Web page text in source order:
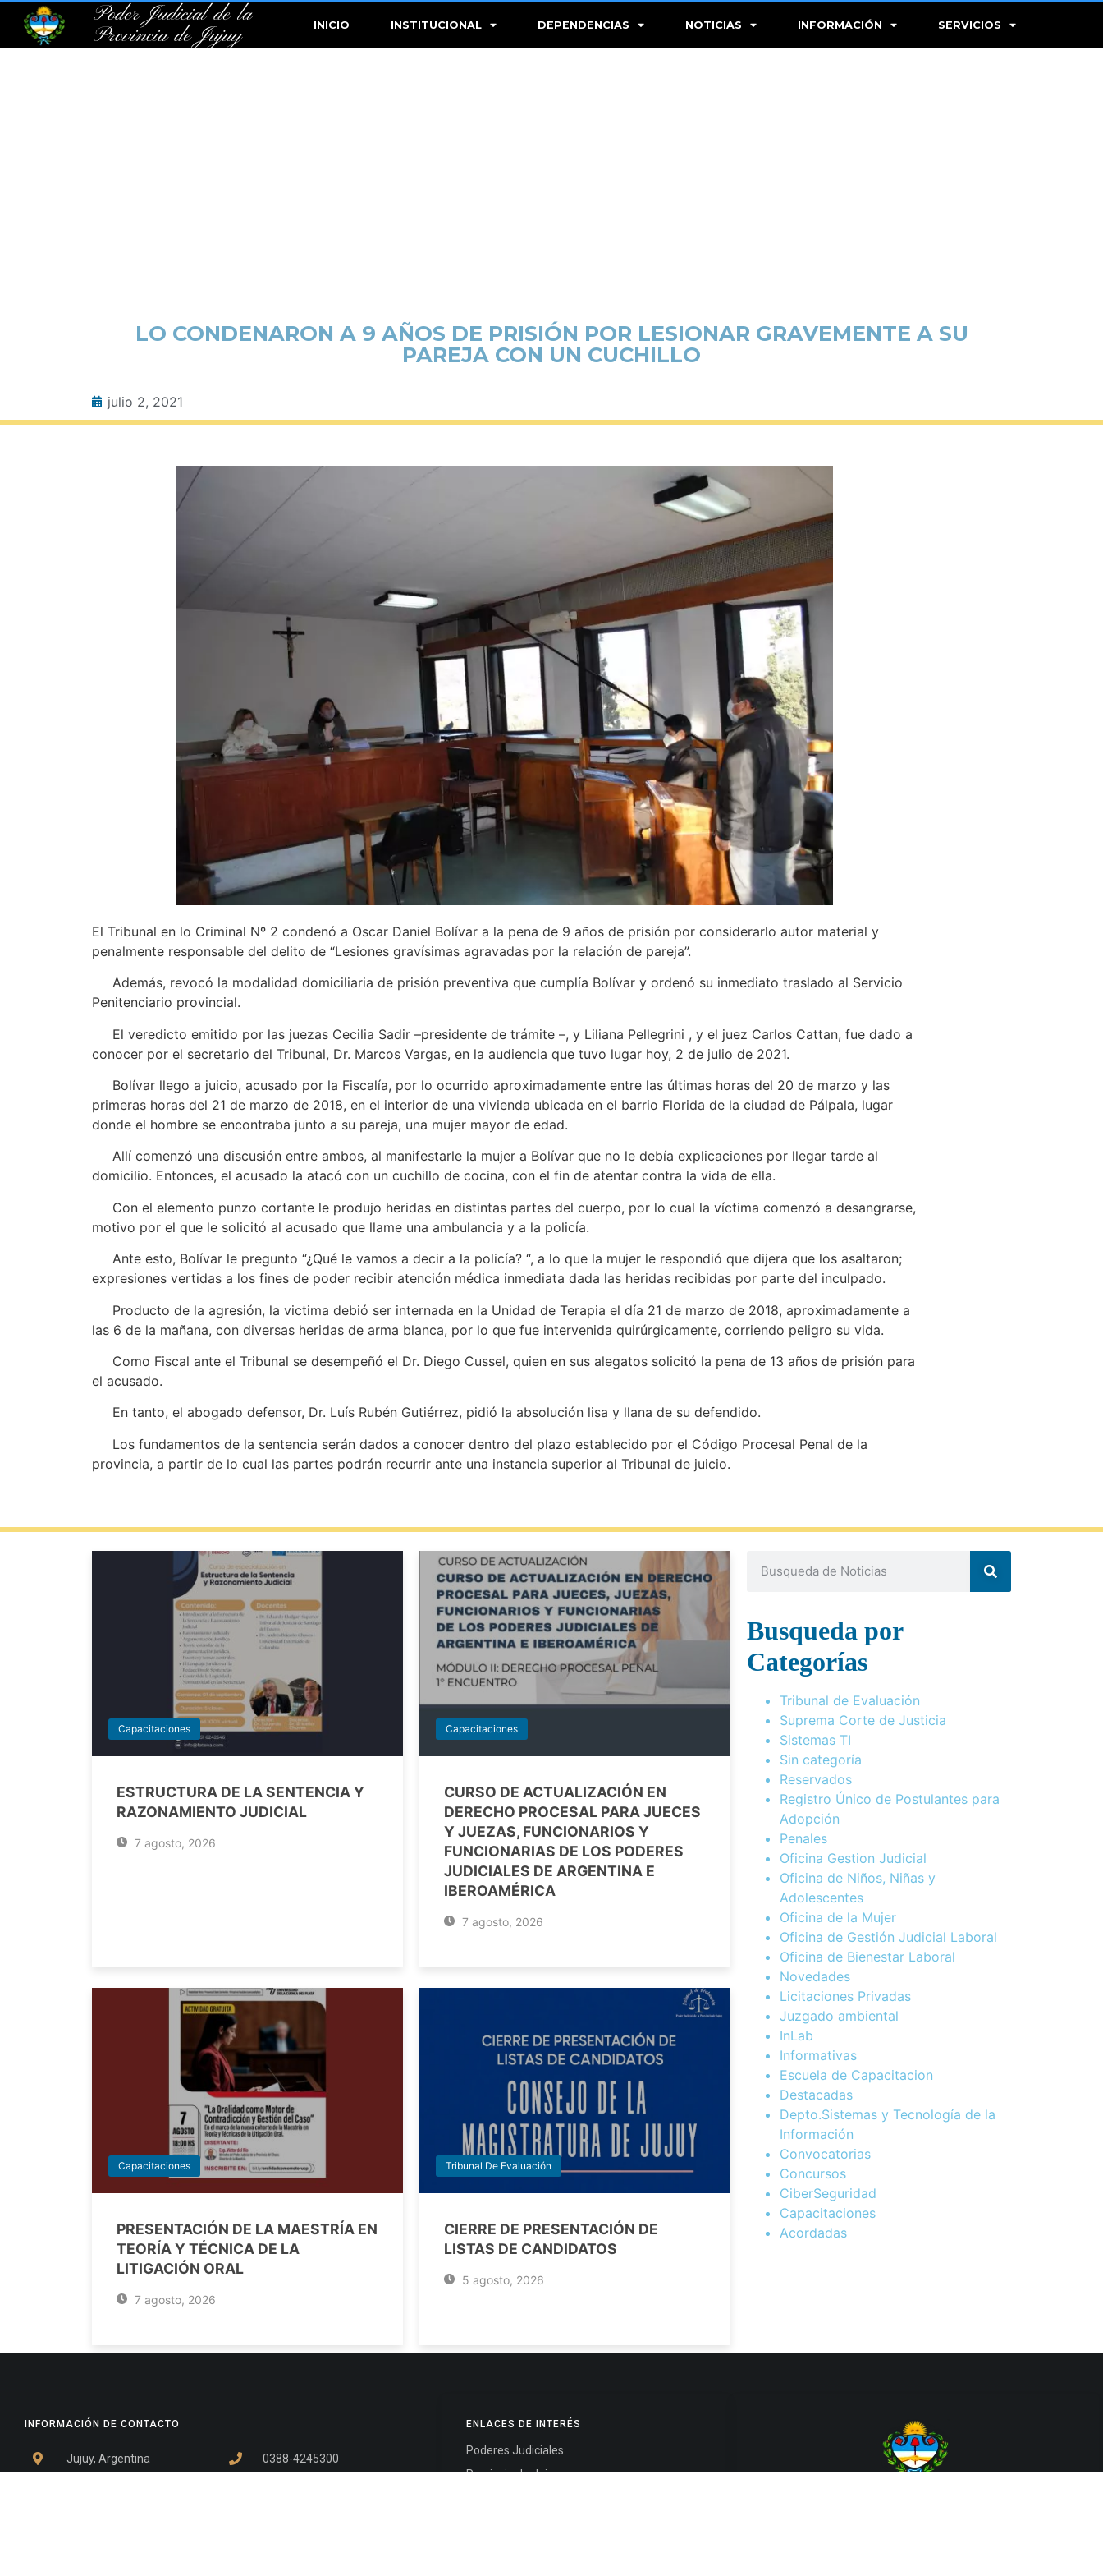
Poder Judicial de la
Provincia de Jujuy
INICIO INSTITUCIONAL DEPENDENCIAS NOTICIAS INFORMACIÓN SERVICIOS
LO CONDENARON A 9 AÑOS DE PRISIÓN POR LESIONAR GRAVEMENTE A SU
PAREJA CON UN CUCHILLO
julio 2, 2021
El Tribunal en lo Criminal Nº 2 condenó a Oscar Daniel Bolívar a la pena de 9 años de prisión por considerarlo autor material y
penalmente responsable del delito de “Lesiones gravísimas agravadas por la relación de pareja”.
Además, revocó la modalidad domiciliaria de prisión preventiva que cumplía Bolívar y ordenó su inmediato traslado al Servicio
Penitenciario provincial.
El veredicto emitido por las juezas Cecilia Sadir –presidente de trámite –, y Liliana Pellegrini , y el juez Carlos Cattan, fue dado a
conocer por el secretario del Tribunal, Dr. Marcos Vargas, en la audiencia que tuvo lugar hoy, 2 de julio de 2021.
Bolívar llego a juicio, acusado por la Fiscalía, por lo ocurrido aproximadamente entre las últimas horas del 20 de marzo y las
primeras horas del 21 de marzo de 2018, en el interior de una vivienda ubicada en el barrio Florida de la ciudad de Pálpala, lugar
donde el hombre se encontraba junto a su pareja, una mujer mayor de edad.
Allí comenzó una discusión entre ambos, al manifestarle la mujer a Bolívar que no le debía explicaciones por llegar tarde al
domicilio. Entonces, el acusado la atacó con un cuchillo de cocina, con el fin de atentar contra la vida de ella.
Con el elemento punzo cortante le produjo heridas en distintas partes del cuerpo, por lo cual la víctima comenzó a desangrarse,
motivo por el que le solicitó al acusado que llame una ambulancia y a la policía.
Ante esto, Bolívar le pregunto “¿Qué le vamos a decir a la policía? “, a lo que la mujer le respondió que dijera que los asaltaron;
expresiones vertidas a los fines de poder recibir atención médica inmediata dada las heridas recibidas por parte del inculpado.
Producto de la agresión, la victima debió ser internada en la Unidad de Terapia el día 21 de marzo de 2018, aproximadamente a
las 6 de la mañana, con diversas heridas de arma blanca, por lo que fue intervenida quirúrgicamente, corriendo peligro su vida.
Como Fiscal ante el Tribunal se desempeñó el Dr. Diego Cussel, quien en sus alegatos solicitó la pena de 13 años de prisión para
el acusado.
En tanto, el abogado defensor, Dr. Luís Rubén Gutiérrez, pidió la absolución lisa y llana de su defendido.
Los fundamentos de la sentencia serán dados a conocer dentro del plazo establecido por el Código Procesal Penal de la
provincia, a partir de lo cual las partes podrán recurrir ante una instancia superior al Tribunal de juicio.
Capacitaciones
ESTRUCTURA DE LA SENTENCIA Y
RAZONAMIENTO JUDICIAL
7 agosto, 2026
Capacitaciones
CURSO DE ACTUALIZACIÓN EN
DERECHO PROCESAL PARA JUECES
Y JUEZAS, FUNCIONARIOS Y
FUNCIONARIAS DE LOS PODERES
JUDICIALES DE ARGENTINA E
IBEROAMÉRICA
7 agosto, 2026
Capacitaciones
PRESENTACIÓN DE LA MAESTRÍA EN
TEORÍA Y TÉCNICA DE LA
LITIGACIÓN ORAL
7 agosto, 2026
Tribunal De Evaluación
CIERRE DE PRESENTACIÓN DE
LISTAS DE CANDIDATOS
5 agosto, 2026
Busqueda por
Categorías
Tribunal de Evaluación
Suprema Corte de Justicia
Sistemas TI
Sin categoría
Reservados
Registro Único de Postulantes para
Adopción
Penales
Oficina Gestion Judicial
Oficina de Niños, Niñas y
Adolescentes
Oficina de la Mujer
Oficina de Gestión Judicial Laboral
Oficina de Bienestar Laboral
Novedades
Licitaciones Privadas
Juzgado ambiental
InLab
Informativas
Escuela de Capacitacion
Destacadas
Depto.Sistemas y Tecnología de la
Información
Convocatorias
Concursos
CiberSeguridad
Capacitaciones
Acordadas
INFORMACIÓN DE CONTACTO
Jujuy, Argentina
0388-4245300
ENLACES DE INTERÉS
Poderes Judiciales
Provincia de Jujuy